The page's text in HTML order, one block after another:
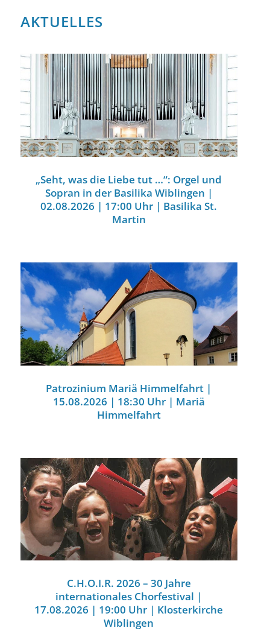
AKTUELLES
„Seht, was die Liebe tut …“: Orgel und
Sopran in der Basilika Wiblingen |
02.08.2026 | 17:00 Uhr | Basilika St.
Martin
Patrozinium Mariä Himmelfahrt |
15.08.2026 | 18:30 Uhr | Mariä
Himmelfahrt
C.H.O.I.R. 2026 – 30 Jahre
internationales Chorfestival |
17.08.2026 | 19:00 Uhr | Klosterkirche
Wiblingen